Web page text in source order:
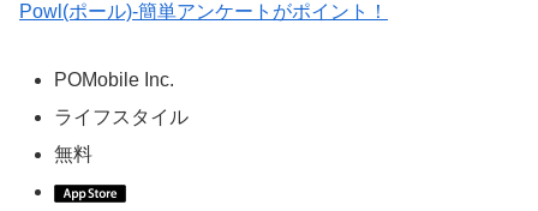
Powl(ポール)-簡単アンケートがポイント！
POMobile Inc.
ライフスタイル
無料